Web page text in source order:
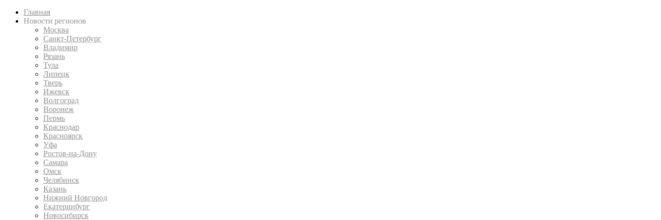
Главная
Новости регионов
Москва
Санкт-Петербург
Владимир
Рязань
Тула
Липецк
Тверь
Ижевск
Волгоград
Воронеж
Пермь
Краснодар
Красноярск
Уфа
Ростов-на-Дону
Самара
Омск
Челябинск
Казань
Нижний Новгород
Екатеринбург
Новосибирск